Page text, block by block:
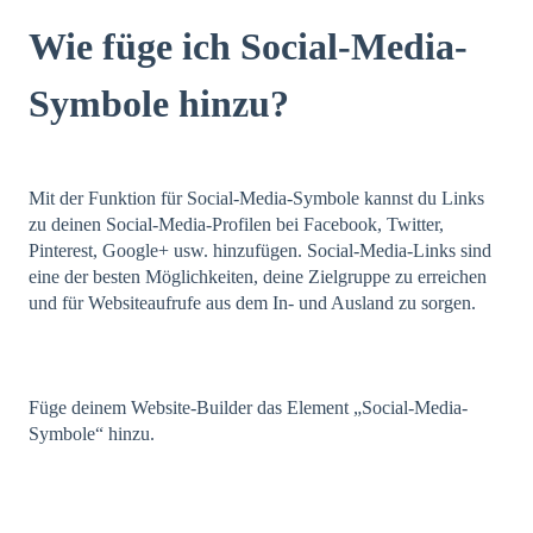
Wie füge ich Social-Media-
Symbole hinzu?
Mit der Funktion für Social-Media-Symbole kannst du Links
zu deinen Social-Media-Profilen bei Facebook, Twitter,
Pinterest, Google+ usw. hinzufügen. Social-Media-Links sind
eine der besten Möglichkeiten, deine Zielgruppe zu erreichen
und für Websiteaufrufe aus dem In- und Ausland zu sorgen.
Füge deinem Website-Builder das Element „Social-Media-
Symbole“ hinzu.